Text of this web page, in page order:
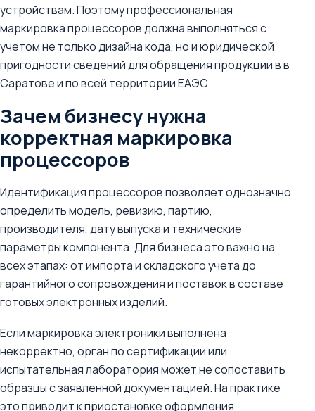
устройствам. Поэтому профессиональная
маркировка процессоров должна выполняться с
учетом не только дизайна кода, но и юридической
пригодности сведений для обращения продукции в в
Саратове и по всей территории ЕАЭС.
Зачем бизнесу нужна
корректная маркировка
процессоров
Идентификация процессоров позволяет однозначно
определить модель, ревизию, партию,
производителя, дату выпуска и технические
параметры компонента. Для бизнеса это важно на
всех этапах: от импорта и складского учета до
гарантийного сопровождения и поставок в составе
готовых электронных изделий.
Если маркировка электроники выполнена
некорректно, орган по сертификации или
испытательная лаборатория может не сопоставить
образцы с заявленной документацией. На практике
это приводит к приостановке оформления